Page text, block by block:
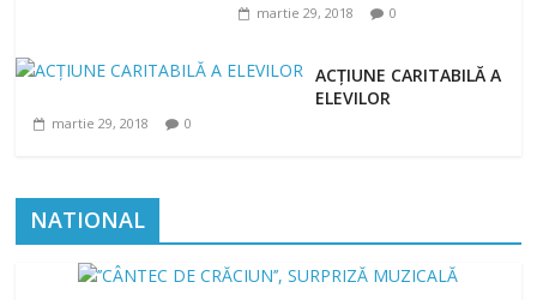
martie 29, 2018 0
ACȚIUNE CARITABILĂ A
ELEVILOR
martie 29, 2018 0
NATIONAL